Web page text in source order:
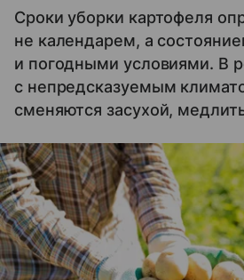
Сроки уборки картофеля
не календарем, а
и погодными условиями. В
с непредсказуемым
сменяются засухой,